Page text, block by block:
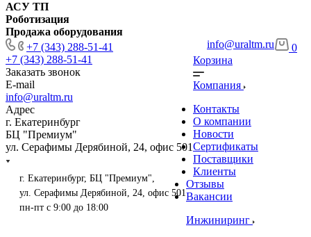
АСУ ТП
Роботизация
Продажа оборудования
+7 (343) 288-51-41
+7 (343) 288-51-41
Заказать звонок
E-mail
info@uraltm.ru
Адрес
г. Екатеринбург
БЦ "Премиум"
ул. Серафимы Дерябиной, 24, офис 501
info@uraltm.ru
г. Екатеринбург, БЦ "Премиум",
ул. Серафимы Дерябиной, 24, офис 501
пн-пт с 9:00 до 18:00
0
Корзина
Компания
Контакты
О компании
Новости
Сертификаты
Поставщики
Клиенты
Отзывы
Вакансии
Инжиниринг